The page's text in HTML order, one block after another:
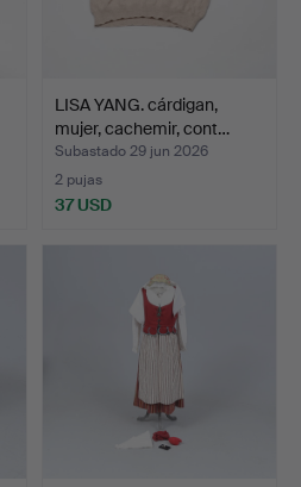
LISA YANG. cárdigan,
mujer, cachemir, cont…
Subastado 29 jun 2026
2 pujas
37 USD